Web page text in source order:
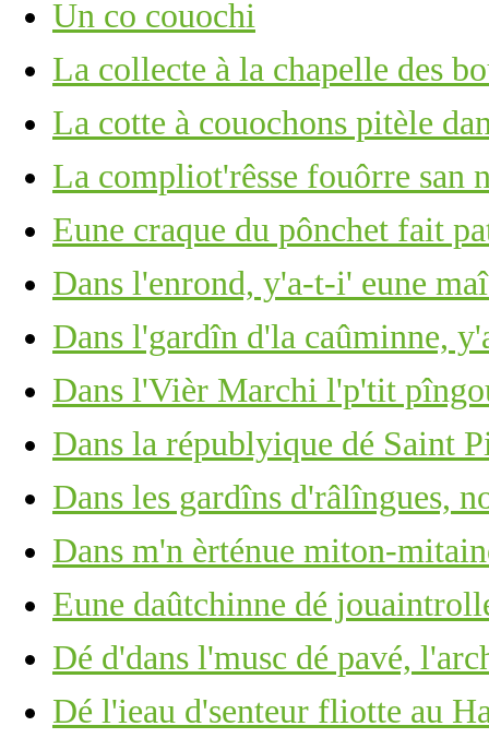
Un co couochi
La collecte à la chapelle des
La cotte à couochons pitèle
La compliot'rêsse fouôrre san
Eune craque du pônchet fait
Dans l'enrond, y'a-t-i' eune
Dans l'gardîn d'la caûminne,
Dans l'Vièr Marchi l'p'tit
Dans la républyique dé Saint
Dans les gardîns d'râlîngues,
Dans m'n èrténue miton-
Eune daûtchinne dé
Dé d'dans l'musc dé pavé,
Dé l'ieau d'senteur fliotte au